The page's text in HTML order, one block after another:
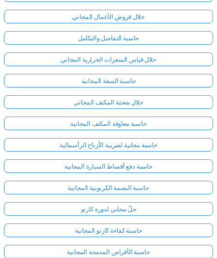
حلال قروض الأعمال المجاني
حاسبة التفاضل والتكامل
حلال قياس السعرات الحرارية المجاني
حاسبة السعة المجانية
حلال شحنة المكثف المجاني
حاسبة معاوقة المكثف المجانية
حاسبة مجانية لضريبة الأرباح الرأسمالية
حاسبة دفع أقساط السيارة المجانية
حاسبة البصمة الكربونية المجانية
حلّ مجاني لدورة كارنو
حاسبة كفاءة كارنو المجانية
حاسبة الأقراص المدمجة المجانية